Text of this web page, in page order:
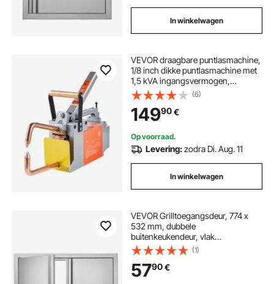
In winkelwagen
VEVOR draagbare puntlasmachine,
1/8 inch dikke puntlasmachine met
1,5 kVA ingangsvermogen,
laspistool, puntlasmachine voor
metalen platen voor koolstofstaal,
roestvrij staal en aluminium platen
(6)
14990€
Op voorraad.
Levering:zodra Di. Aug. 11
In winkelwagen
VEVOR Grilltoegangsdeur, 774 x
532 mm, dubbele
buitenkeukendeur, vlak
gemonteerde roestvrijstalen deur,
verticale wanddeur met intrekbare
handgrepen, voor grill-eiland,
grillstation, buitenkast
(1)
5790€